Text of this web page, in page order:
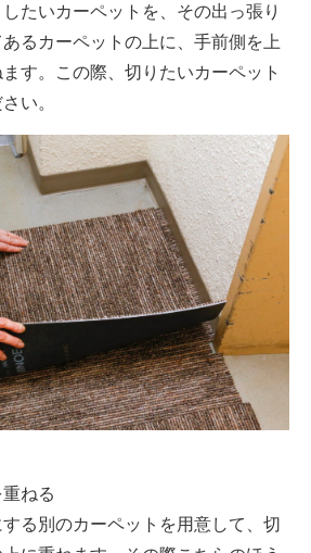
たいカーペットを、その出っ張り
るカーペットの上に、手前側を上
す。この際、切りたいカーペット
い。
ねる
る別のカーペットを用意して、切